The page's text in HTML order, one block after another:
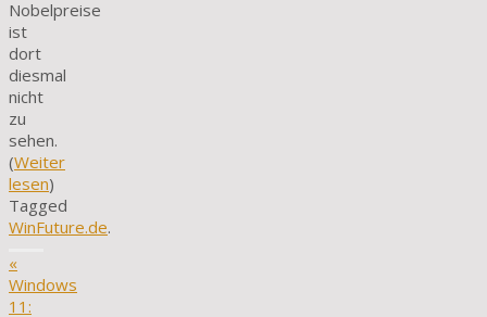
Nobelpreise
ist
dort
diesmal
nicht
zu
sehen.
(Weiter
lesen)
Tagged
WinFuture.de.
«
Windows
11: